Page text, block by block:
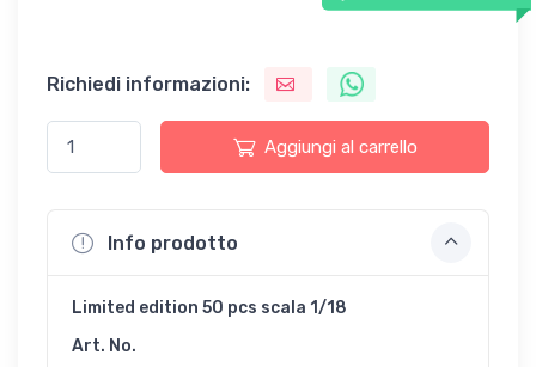
Richiedi informazioni:
Aggiungi al carrello
Info prodotto
Limited edition 50 pcs scala 1/18
Art. No.